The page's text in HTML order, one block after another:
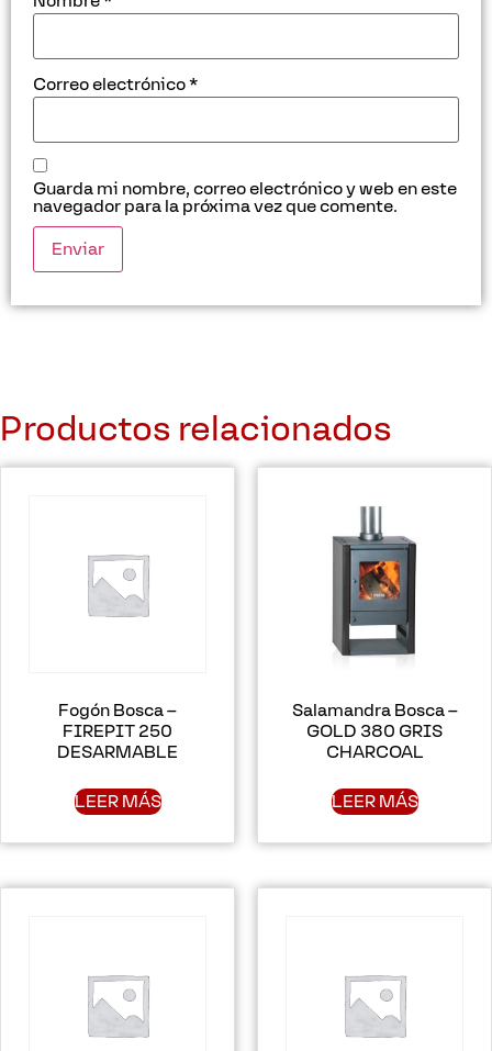
Correo electrónico*
Guarda mi nombre, correo electrónico y web en este
navegador para la próxima vez que comente.
Productos relacionados
Fogón Bosca –
FIREPIT 250
DESARMABLE
LEER MÁS
Salamandra Bosca –
GOLD 380 GRIS
CHARCOAL
LEER MÁS